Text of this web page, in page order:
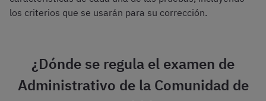
los criterios que se usarán para su corrección.
¿Dónde se regula el examen de
Administrativo de la Comunidad de